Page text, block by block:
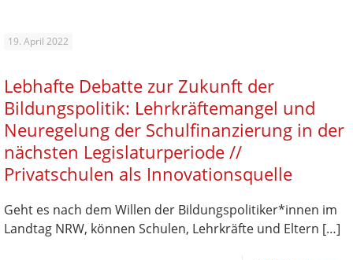
19. April 2022
Lebhafte Debatte zur Zukunft der
Bildungspolitik: Lehrkräftemangel und
Neuregelung der Schulfinanzierung in der
nächsten Legislaturperiode //
Privatschulen als Innovationsquelle
Geht es nach dem Willen der Bildungspolitiker*innen im
Landtag NRW, können Schulen, Lehrkräfte und Eltern […]